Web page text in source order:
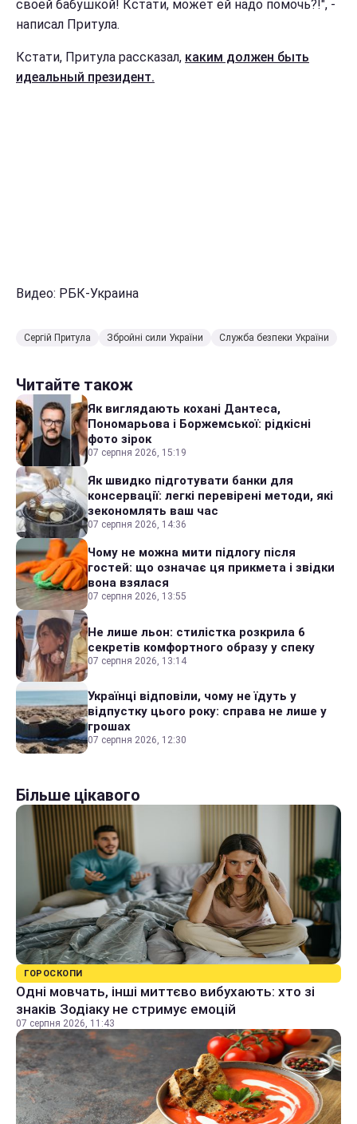
своей бабушкой! Кстати, может ей надо помочь?!", -
написал Притула.
Кстати, Притула рассказал, каким должен быть
идеальный президент.
Видео: РБК-Украина
Сергій Притула Збройні сили України Служба безпеки України
Читайте також
Як виглядають кохані Дантеса,
Пономарьова і Боржемської: рідкісні
фото зірок
07 серпня 2026, 15:19
Як швидко підготувати банки для
консервації: легкі перевірені методи, які
зекономлять ваш час
07 серпня 2026, 14:36
Чому не можна мити підлогу після
гостей: що означає ця прикмета і звідки
вона взялася
07 серпня 2026, 13:55
Не лише льон: стилістка розкрила 6
секретів комфортного образу у спеку
07 серпня 2026, 13:14
Українці відповіли, чому не їдуть у
відпустку цього року: справа не лише у
грошах
07 серпня 2026, 12:30
Більше цікавого
ГОРОСКОПИ
Одні мовчать, інші миттєво вибухають: хто зі
знаків Зодіаку не стримує емоцій
07 серпня 2026, 11:43